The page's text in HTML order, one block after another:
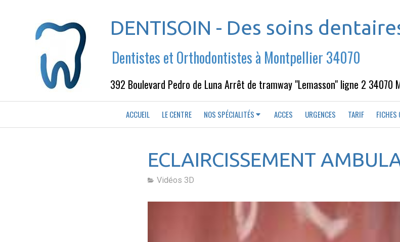
DENTISOIN - Des soins
Dentistes et Orthodontistes à Montpellier 34070
392 Boulevard Pedro de Luna Arrêt de tramway "Lemasson" ligne 2 34070
ACCUEIL LE CENTRE NOS SPÉCIALITÉS ACCES URGENCES TARIF FICHES
ECLAIRCISSEMENT
Vidéos 3D